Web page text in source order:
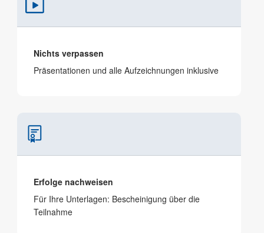
Nichts verpassen
Präsen­tationen und alle Aufzeichnungen inklusive
Erfolge nachweisen
Für Ihre Unterlagen: Bescheinigung über die
Teilnahme